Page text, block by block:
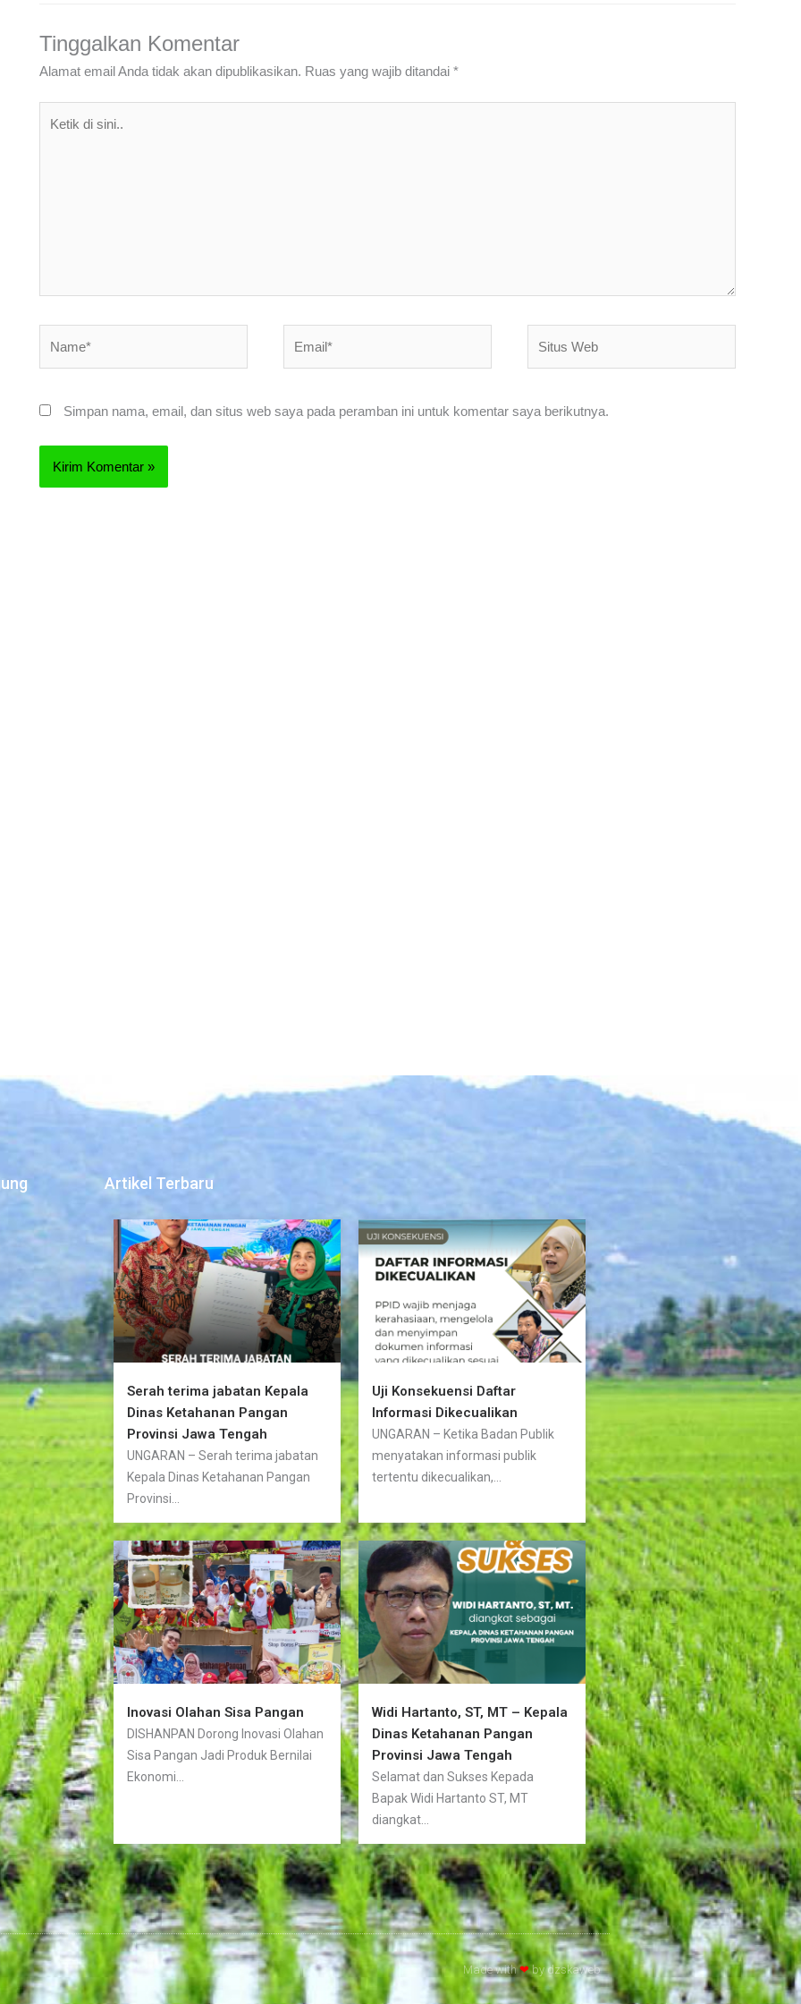
o
k
p
Tinggalkan Komentar
Alamat email Anda tidak akan dipublikasikan. Ruas yang wajib ditandai *
Web
Simpan nama, email, dan situs web saya pada peramban ini untuk komentar saya berikutnya.
Artikel Terbaru
Serah terima jabatan Kepala
Dinas Ketahanan Pangan
Provinsi Jawa Tengah
UNGARAN – Serah terima jabatan
Kepala Dinas Ketahanan Pangan
Provinsi...
Uji Konsekuensi Daftar
Informasi Dikecualikan
UNGARAN – Ketika Badan Publik
menyatakan informasi publik
tertentu dikecualikan,...
Inovasi Olahan Sisa Pangan
DISHANPAN Dorong Inovasi Olahan
Sisa Pangan Jadi Produk Bernilai
Ekonomi...
Widi Hartanto, ST, MT – Kepala
Dinas Ketahanan Pangan
Provinsi Jawa Tengah
Selamat dan Sukses Kepada
Bapak Widi Hartanto ST, MT
diangkat...
Made with❤bydzskaweb